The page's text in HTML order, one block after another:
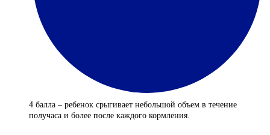
4 балла – ребенок срыгивает небольшой объем в течение
получаса и более после каждого кормления.